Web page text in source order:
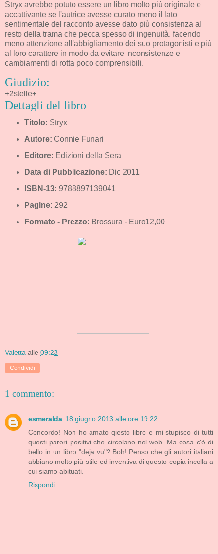
Stryx avrebbe potuto essere un libro molto più originale e
accattivante se l'autrice avesse curato meno il lato
sentimentale del racconto avesse dato più consistenza al
resto della trama che pecca spesso di ingenuità, facendo
meno attenzione all'abbigliamento dei suo protagonisti e più
al loro carattere in modo da evitare inconsistenze e
cambiamenti di rotta poco comprensibili.
Giudizio:
+2stelle+
Dettagli del libro
Titolo: Stryx
Autore: Connie Funari
Editore: Edizioni della Sera
Data di Pubblicazione: Dic 2011
ISBN-13: 9788897139041
Pagine: 292
Formato - Prezzo: Brossura - Euro12,00
Valetta alle 09:23
Condividi
1 commento:
esmeralda 18 giugno 2013 alle ore 19:22
Concordo! Non ho amato qiesto libro e mi stupisco di tutti
questi pareri positivi che circolano nel web. Ma cosa c'è di
bello in un libro "deja vu"? Boh! Penso che gli autori italiani
abbiano molto più stile ed inventiva di questo copia incolla a
cui siamo abituati.
Rispondi